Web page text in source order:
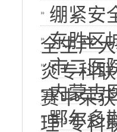
绷紧安
全生产
东胜区
炎专科
市二医
赛中荣
内蒙古
理”专科
鄂尔多